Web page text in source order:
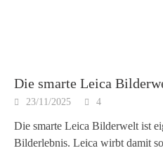
Die smarte Leica
23/11/2025 4
Die smarte Leica Bilderwelt ist
Bilderlebnis. Leica wirbt damit